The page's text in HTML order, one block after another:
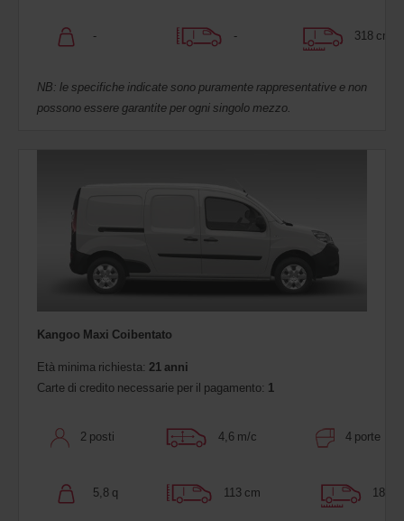
- - 318 cm
NB: le specifiche indicate sono puramente rappresentative e non
possono essere garantite per ogni singolo mezzo.
Kangoo Maxi Coibentato
Età minima richiesta: 21 anni
Carte di credito necessarie per il pagamento: 1
2 posti 4,6 m/c 4 porte
5,8 q 113 cm 186